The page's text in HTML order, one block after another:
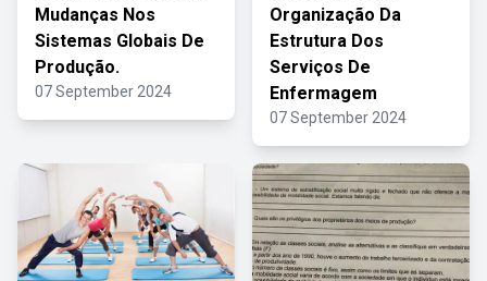
Mudanças Nos
Sistemas Globais De
Produção.
07 September 2024
Organização Da
Estrutura Dos
Serviços De
Enfermagem
07 September 2024